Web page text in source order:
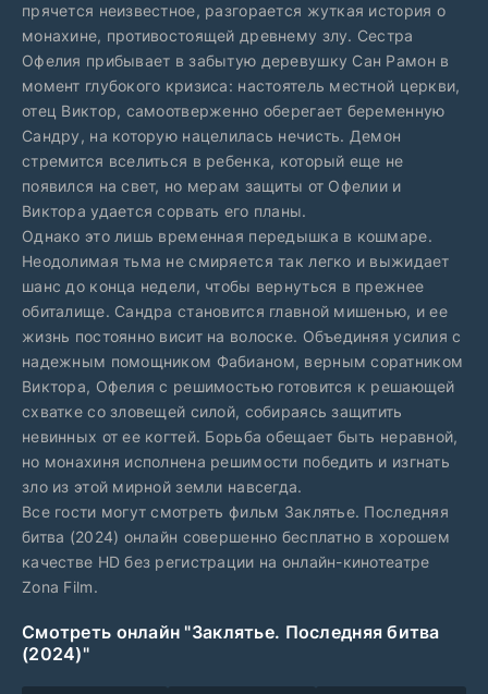
прячется неизвестное, разгорается жуткая история о
монахине, противостоящей древнему злу. Сестра
Офелия прибывает в забытую деревушку Сан Рамон в
момент глубокого кризиса: настоятель местной церкви,
отец Виктор, самоотверженно оберегает беременную
Сандру, на которую нацелилась нечисть. Демон
стремится вселиться в ребенка, который еще не
появился на свет, но мерам защиты от Офелии и
Виктора удается сорвать его планы.
Однако это лишь временная передышка в кошмаре.
Неодолимая тьма не смиряется так легко и выжидает
шанс до конца недели, чтобы вернуться в прежнее
обиталище. Сандра становится главной мишенью, и ее
жизнь постоянно висит на волоске. Объединяя усилия с
надежным помощником Фабианом, верным соратником
Виктора, Офелия с решимостью готовится к решающей
схватке со зловещей силой, собираясь защитить
невинных от ее когтей. Борьба обещает быть неравной,
но монахиня исполнена решимости победить и изгнать
зло из этой мирной земли навсегда.
Все гости могут смотреть фильм Заклятье. Последняя
битва (2024) онлайн совершенно бесплатно в хорошем
качестве HD без регистрации на онлайн-кинотеатре
Zona Film.
Смотреть онлайн "Заклятье. Последняя битва
(2024)"